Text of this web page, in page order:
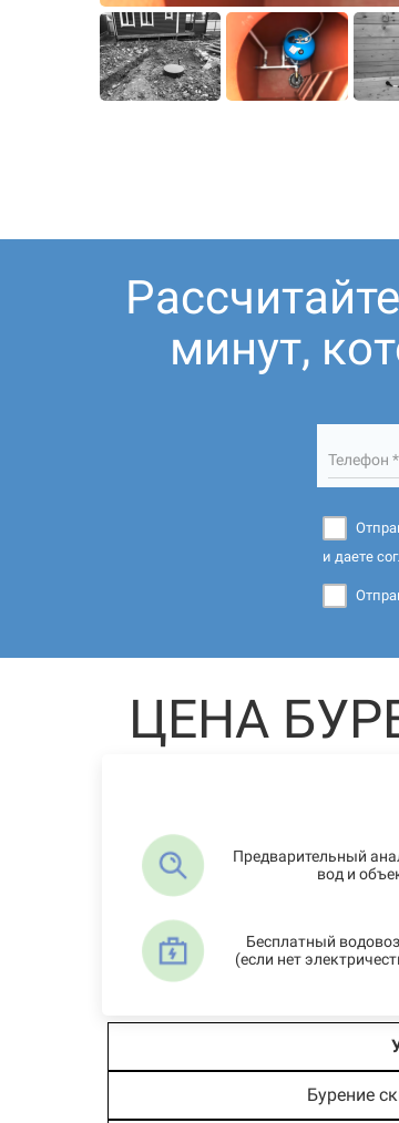
минут,
Телефон *
и даете
ЦЕНА
Предварительный
вод и
Бесплатный
(если нет
Бурение